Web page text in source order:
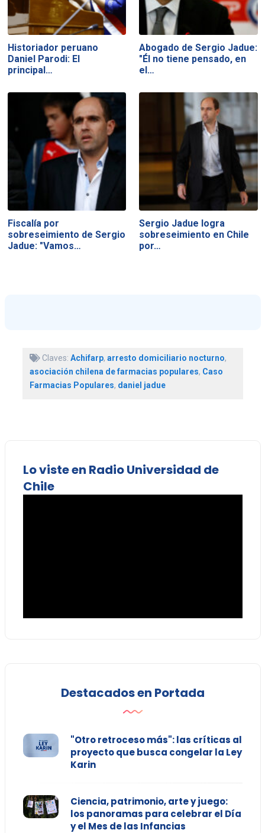
Historiador peruano
Daniel Parodi: El
principal…
Abogado de Sergio Jadue:
"Él no tiene pensado, en
el…
Fiscalía por
sobreseimiento de Sergio
Jadue: "Vamos…
Sergio Jadue logra
sobreseimiento en Chile
por…
Claves: Achifarp, arresto domiciliario nocturno,
asociación chilena de farmacias populares, Caso
Farmacias Populares, daniel jadue
Lo viste en Radio Universidad de
Chile
Destacados en Portada
"Otro retroceso más": las críticas al
proyecto que busca congelar la Ley
Karin
Ciencia, patrimonio, arte y juego:
los panoramas para celebrar el Día
y el Mes de las Infancias